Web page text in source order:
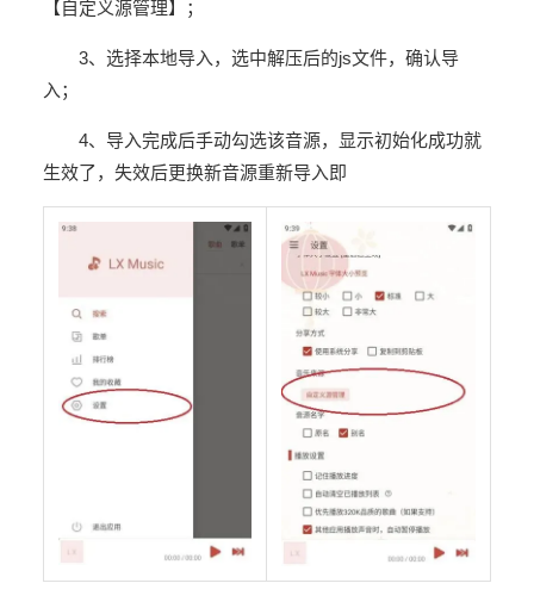
【自定义源管理】；
3、选择本地导入，选中解压后的js文件，确认导
入；
4、导入完成后手动勾选该音源，显示初始化成功就
生效了，失效后更换新音源重新导入即